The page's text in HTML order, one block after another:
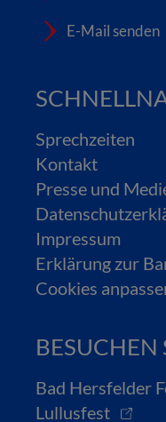
E-Mail senden
Sprechzeiten
Kontakt
Presse und
Impressum
Erklärung zur
Cookies
BESUCHEN
Bad Hersfelder
Lullusfest